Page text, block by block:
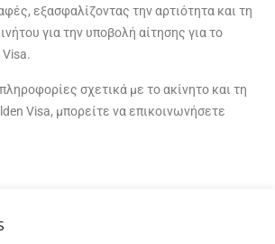
εξασφαλίζοντας την αρτιότητα και τη
για την υποβολή αίτησης για το
σχετικά με το ακίνητο και τη
Visa, μπορείτε να επικοινωνήσετε